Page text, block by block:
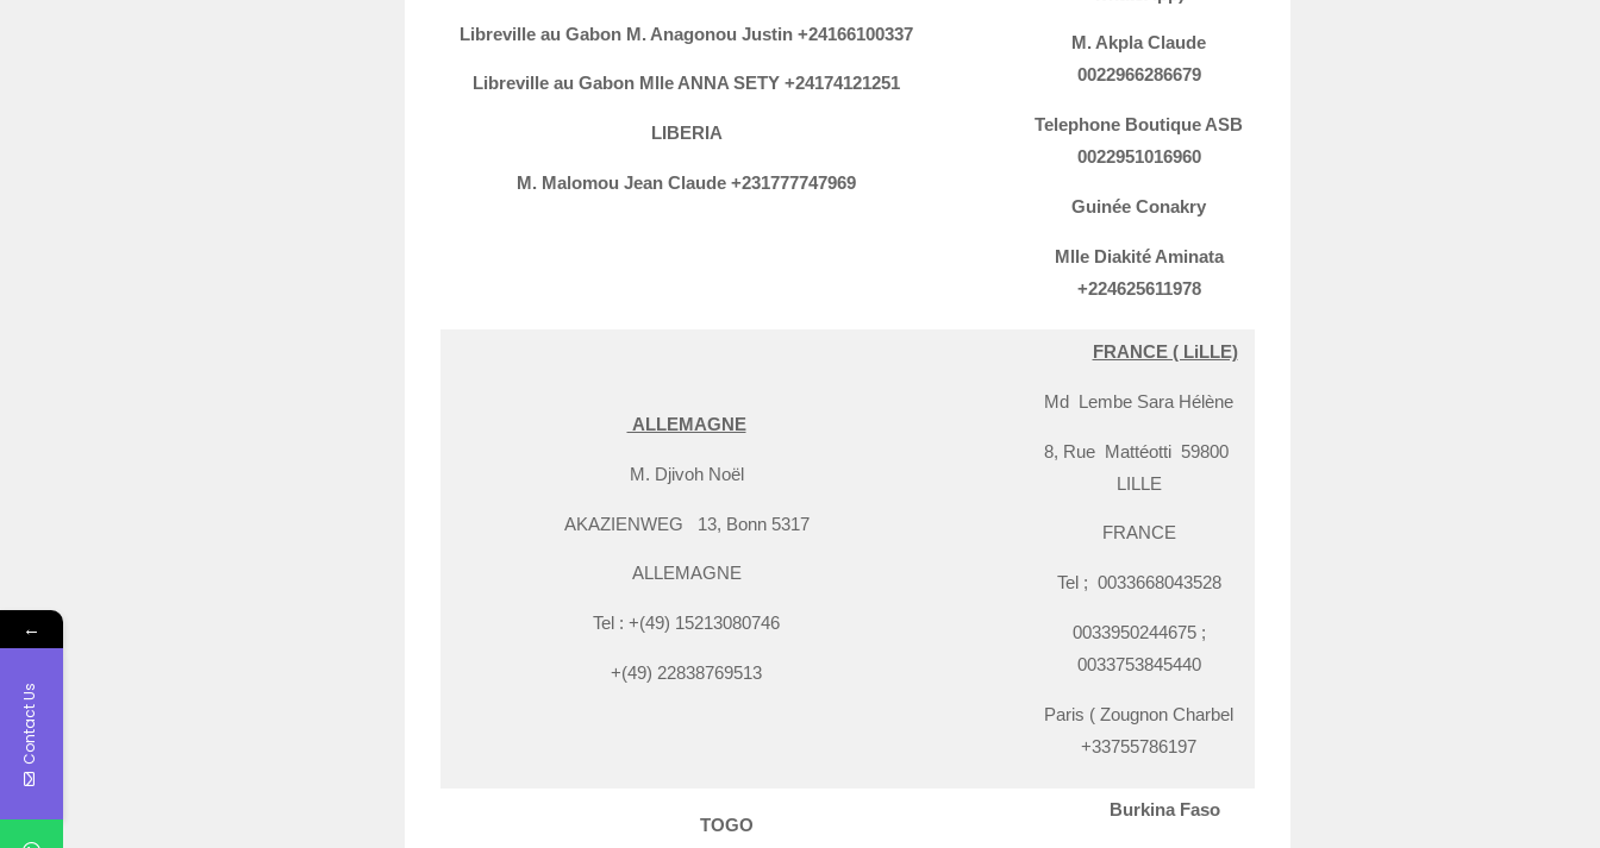
Libreville au Gabon M. Anagonou Justin +24166100337
Libreville au Gabon Mlle ANNA SETY +24174121251
LIBERIA
M. Malomou Jean Claude +231777747969
M. Akpla Claude
0022966286679
Telephone Boutique ASB
0022951016960
Guinée Conakry
Mlle Diakité Aminata
+224625611978
ALLEMAGNE
M. Djivoh Noël
AKAZIENWEG 13, Bonn 5317
ALLEMAGNE
Tel : +(49) 15213080746
+(49) 22838769513
FRANCE ( LiLLE)
Md Lembe Sara Hélène
8, Rue Mattéotti 59800
LILLE
FRANCE
Tel ; 0033668043528
0033950244675 ;
0033753845440
Paris ( Zougnon Charbel
+33755786197
TOGO
Burkina Faso
←
Contact Us